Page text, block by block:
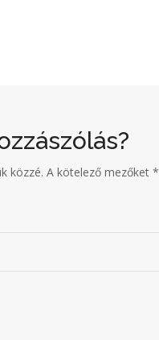
közzé. A kötelező mezőket *